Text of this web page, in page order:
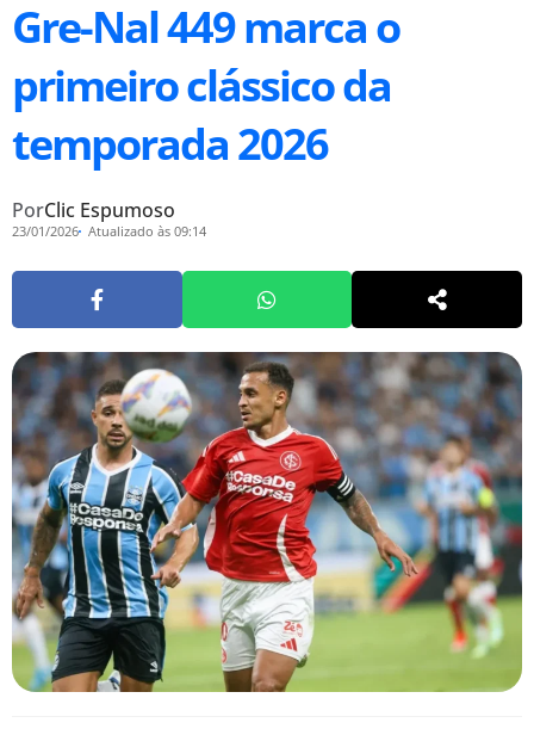
Gre-Nal 449 marca o
primeiro clássico da
temporada 2026
PorClic Espumoso
23/01/2026 Atualizado às 09:14